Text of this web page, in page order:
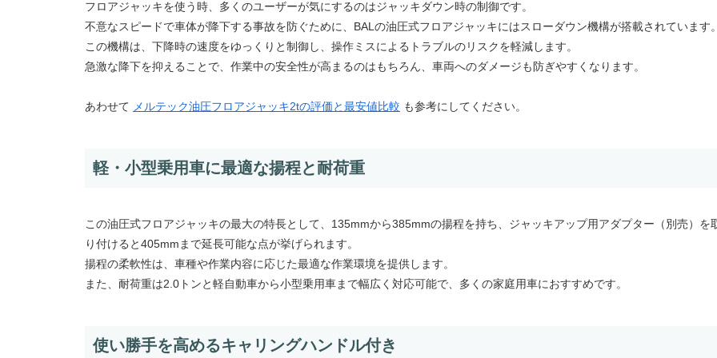
フロアジャッキを使う時、多くのユーザーが気にするのはジャッキダウン時の制御です。
不意なスピードで車体が降下する事故を防ぐために、BALの油圧式フロアジャッキにはスローダウン機構が搭載されています
この機構は、下降時の速度をゆっくりと制御し、操作ミスによるトラブルのリスクを軽減します。
急激な降下を抑えることで、作業中の安全性が高まるのはもちろん、車両へのダメージも防ぎやすくなります。
あわせて メルテック油圧フロアジャッキ2tの評価と最安値比較 も参考にしてください。
軽・小型乗用車に最適な揚程と耐荷重
この油圧式フロアジャッキの最大の特長として、135mmから385mmの揚程を持ち、ジャッキアップ用アダプター（別売）を
り付けると405mmまで延長可能な点が挙げられます。
揚程の柔軟性は、車種や作業内容に応じた最適な作業環境を提供します。
また、耐荷重は2.0トンと軽自動車から小型乗用車まで幅広く対応可能で、多くの家庭用車におすすめです。
使い勝手を高めるキャリングハンドル付き